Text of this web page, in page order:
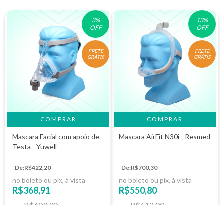
3%
OFF
FRETE
GRÁTIS
COMPRAR
Mascara Facial com apoio de
Testa - Yuwell
De:R$422,20
no boleto ou pix, à vista
R$368,91
13%
OFF
FRETE
GRÁTIS
Mascara AirFit N30i - Resmed
De:R$700,30
no boleto ou pix, à vista
R$550,80